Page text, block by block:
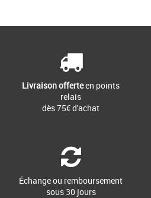
Livraison offerteen points
relais
dès 75€ d'achat
Échange ou remboursement
sous 30 jours